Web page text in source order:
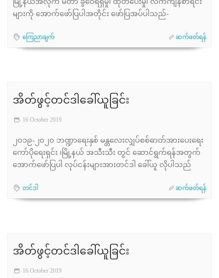
များကို အောက်ဖော်ပြပါအတိုင်း ဖော်ပြအပ်ပါသည်-
ကြေညာချက် ဆက်ဖတ်ရန်
အိတ်ဖွင့်တင်ဒါခေါ်ယူခြင်း
16 October 2019
၂၀၁၉-၂၀၂၀ ဘဏ္ဍာရေးနှစ် မန္တလေးလျှပ်စစ်ဓာတ်အားပေးရေး
ကော်ပိုရေးရှင်း ၊မြို့နယ် အသီးသီး တွင် ဆောင်ရွက်ရန်အတွက်
အောက်ဖော်ပြပါ လုပ်ငန်းများအားတင်ဒါ ခေါ်ယူ လိုပါသည်
တင်ဒါ ဆက်ဖတ်ရန်
အိတ်ဖွင့်တင်ဒါခေါ်ယူခြင်း
16 October 2019